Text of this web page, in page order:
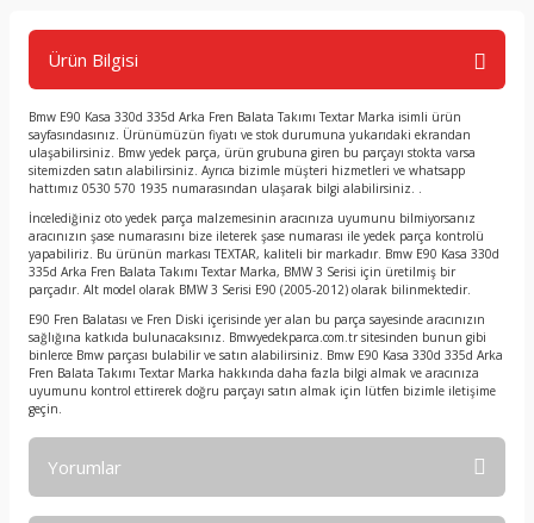
Ürün Bilgisi
Bmw E90 Kasa 330d 335d Arka Fren Balata Takımı Textar Marka isimli ürün
sayfasındasınız. Ürünümüzün fiyatı ve stok durumuna yukarıdaki ekrandan
ulaşabilirsiniz. Bmw yedek parça, ürün grubuna giren bu parçayı stokta varsa
sitemizden satın alabilirsiniz. Ayrıca bizimle müşteri hizmetleri ve whatsapp
hattımız 0530 570 1935 numarasından ulaşarak bilgi alabilirsiniz. .
İncelediğiniz oto yedek parça malzemesinin aracınıza uyumunu bilmiyorsanız
aracınızın şase numarasını bize ileterek şase numarası ile yedek parça kontrolü
yapabiliriz. Bu ürünün markası TEXTAR, kaliteli bir markadır. Bmw E90 Kasa 330d
335d Arka Fren Balata Takımı Textar Marka, BMW 3 Serisi için üretilmiş bir
parçadır. Alt model olarak BMW 3 Serisi E90 (2005-2012) olarak bilinmektedir.
E90 Fren Balatası ve Fren Diski içerisinde yer alan bu parça sayesinde aracınızın
sağlığına katkıda bulunacaksınız. Bmwyedekparca.com.tr sitesinden bunun gibi
binlerce Bmw parçası bulabilir ve satın alabilirsiniz. Bmw E90 Kasa 330d 335d Arka
Fren Balata Takımı Textar Marka hakkında daha fazla bilgi almak ve aracınıza
uyumunu kontrol ettirerek doğru parçayı satın almak için lütfen bizimle iletişime
geçin.
Yorumlar